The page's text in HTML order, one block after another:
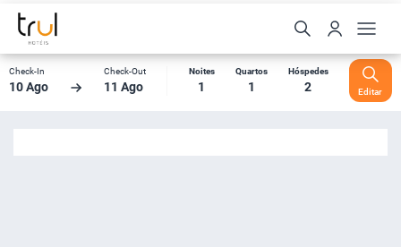
Check-In
10 Ago
Check-Out
11 Ago
Noites
1
Quartos
1
Hóspedes
2 Editar